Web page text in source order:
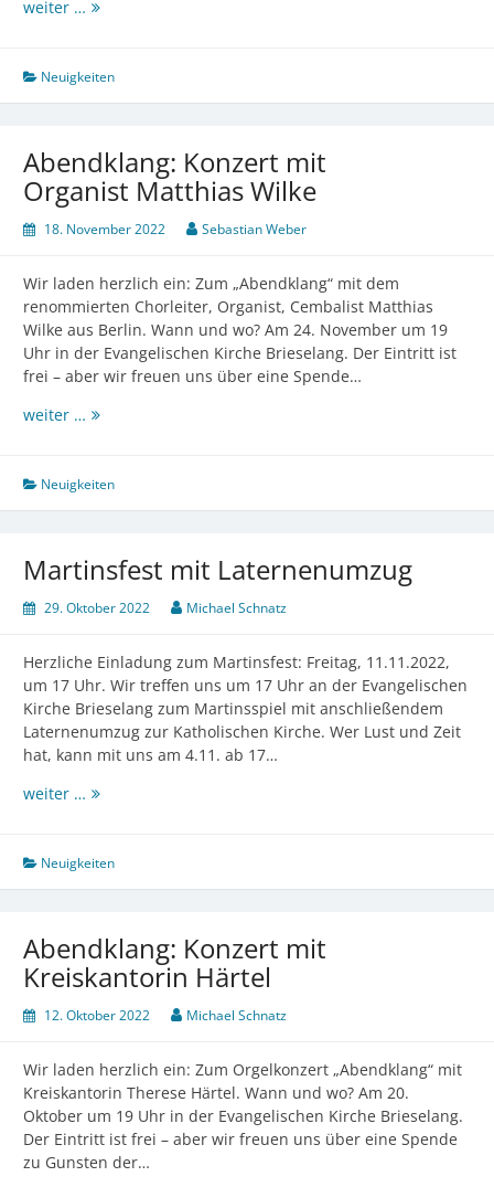
weiter … Adventssingen
Neuigkeiten
Abendklang: Konzert mit
Organist Matthias Wilke
18. November 2022 Sebastian Weber
Wir laden herzlich ein: Zum „Abendklang“ mit dem
renommierten Chorleiter, Organist, Cembalist Matthias
Wilke aus Berlin. Wann und wo? Am 24. November um 19
Uhr in der Evangelischen Kirche Brieselang. Der Eintritt ist
frei – aber wir freuen uns über eine Spende…
weiter … Abendklang:
Organist
Matthias
Neuigkeiten
Martinsfest mit Laternenumzug
29. Oktober 2022 Michael Schnatz
Herzliche Einladung zum Martinsfest: Freitag, 11.11.2022,
um 17 Uhr. Wir treffen uns um 17 Uhr an der Evangelischen
Kirche Brieselang zum Martinsspiel mit anschließendem
Laternenumzug zur Katholischen Kirche. Wer Lust und Zeit
hat, kann mit uns am 4.11. ab 17…
weiter … Martinsfest
Neuigkeiten
Abendklang: Konzert mit
Kreiskantorin Härtel
12. Oktober 2022 Michael Schnatz
Wir laden herzlich ein: Zum Orgelkonzert „Abendklang“ mit
Kreiskantorin Therese Härtel. Wann und wo? Am 20.
Oktober um 19 Uhr in der Evangelischen Kirche Brieselang.
Der Eintritt ist frei – aber wir freuen uns über eine Spende
zu Gunsten der…